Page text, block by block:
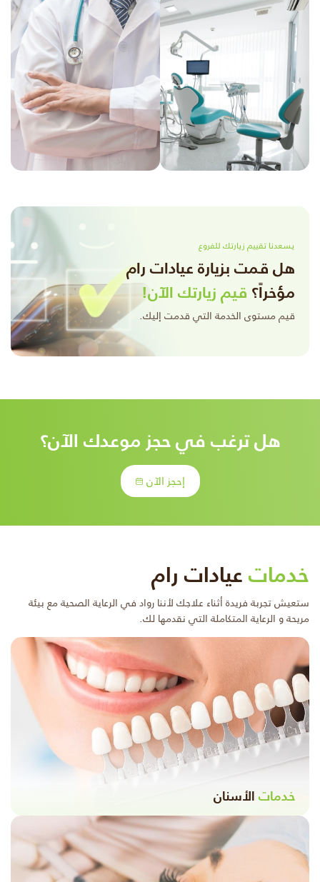
يسعدنا تقييم زيارتك للفروع
هل قمت بزيارة عيادات رام
مؤخراً؟ قيم زيارتك الآن!
قيم مستوى الخدمة التي قدمت إليك.
هل ترغب في حجز موعدك الآن؟
إحجز الآن
خدماتعيادات رام
ستعيش تجربة فريدة أثناء علاجك لأننا رواد في الرعاية الصحية مع بيئة
مريحة و الرعاية المتكاملة التي نقدمها لك.
خدمات الأسنان